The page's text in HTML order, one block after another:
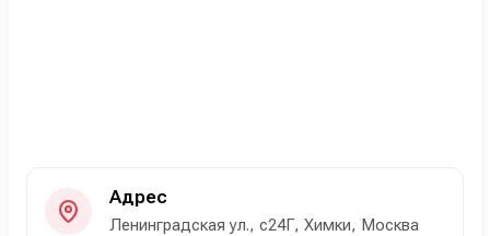
Адрес
Ленинградская ул., с24Г, Химки, Москва